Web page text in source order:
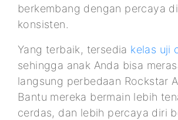
berkembang dengan percaya
konsisten.
Yang terbaik, tersedia kelas uji
sehingga anak Anda bisa
langsung perbedaan Rockstar
Bantu mereka bermain lebih
cerdas, dan lebih percaya diri